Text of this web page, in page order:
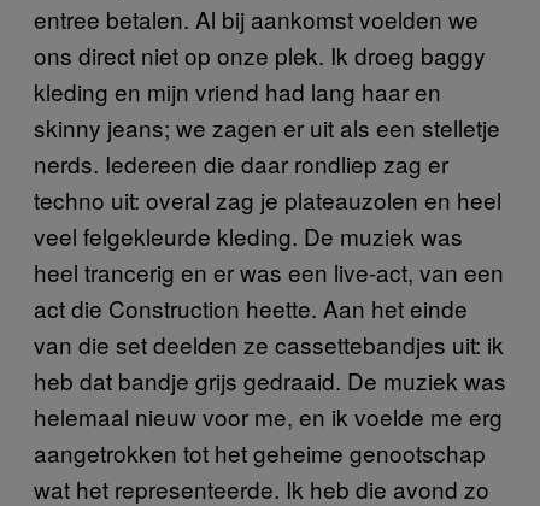
entree betalen. Al bij aankomst voelden we
ons direct niet op onze plek. Ik droeg baggy
kleding en mijn vriend had lang haar en
skinny jeans; we zagen er uit als een stelletje
nerds. Iedereen die daar rondliep zag er
techno uit: overal zag je plateauzolen en heel
veel felgekleurde kleding. De muziek was
heel trancerig en er was een live-act, van een
act die Construction heette. Aan het einde
van die set deelden ze cassettebandjes uit: ik
heb dat bandje grijs gedraaid. De muziek was
helemaal nieuw voor me, en ik voelde me erg
aangetrokken tot het geheime genootschap
wat het representeerde. Ik heb die avond zo